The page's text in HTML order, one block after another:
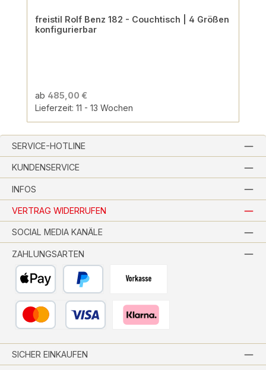
freistil Rolf Benz 182 - Couchtisch | 4 Größen
konfigurierbar
ab 485,00 €
Lieferzeit: 11 - 13 Wochen
SERVICE-HOTLINE
KUNDENSERVICE
INFOS
VERTRAG WIDERRUFEN
ZAHLUNGSARTEN
SOCIAL MEDIA KANÄLE
SICHER EINKAUFEN